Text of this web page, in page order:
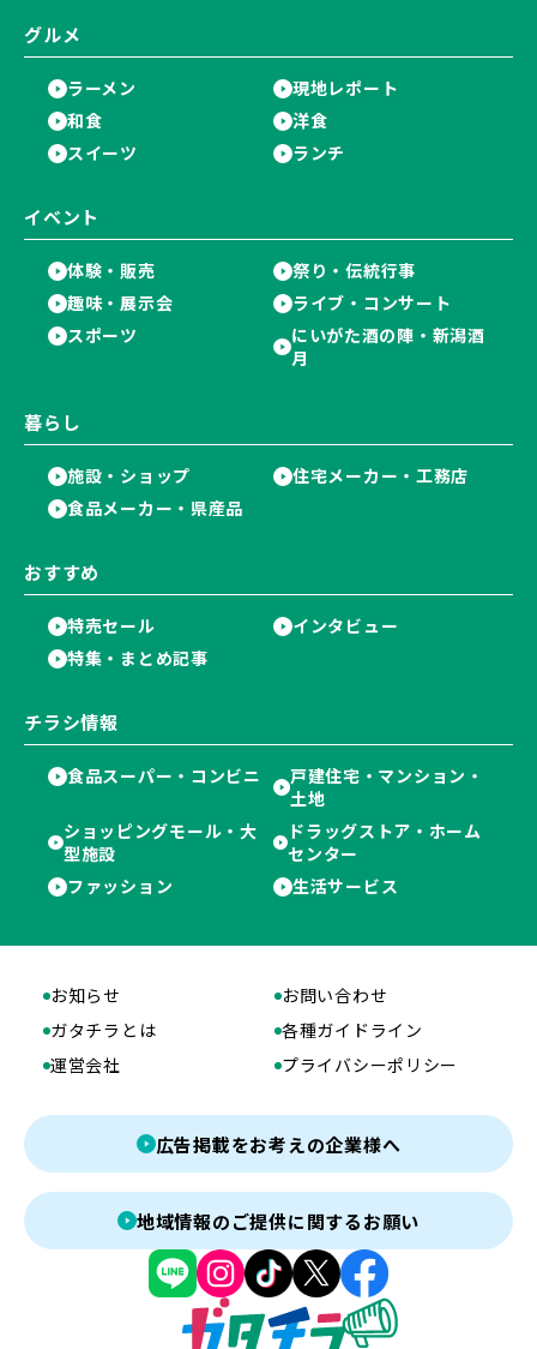
グルメ
ラーメン
現地レポート
和食
洋食
スイーツ
ランチ
イベント
体験・販売
祭り・伝統行事
趣味・展示会
ライブ・コンサート
スポーツ
にいがた酒の陣・新潟酒
月
暮らし
施設・ショップ
住宅メーカー・工務店
食品メーカー・県産品
おすすめ
特売セール
インタビュー
特集・まとめ記事
チラシ情報
食品スーパー・コンビニ
戸建住宅・マンション・
土地
ショッピングモール・大
型施設
ドラッグストア・ホーム
センター
ファッション
生活サービス
お知らせ
お問い合わせ
ガタチラとは
各種ガイドライン
運営会社
プライバシーポリシー
広告掲載をお考えの企業様へ
地域情報のご提供に関するお願い